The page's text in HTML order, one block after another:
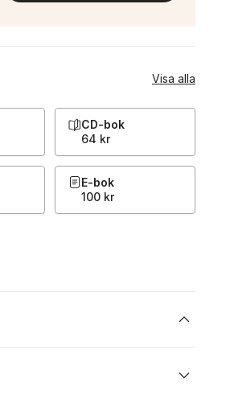
Visa alla
CD-bok
64 kr
E-bok
100 kr